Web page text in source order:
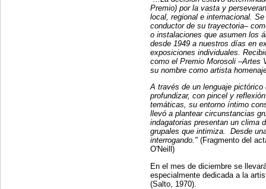
Premio) por la vasta y
local, regional e internacional.
conductor de su trayectoria–
o instalaciones que asumen los
desde 1949 a nuestros días en
exposiciones individuales.
como el Premio Morosoli –Artes
su nombre como artista
A través de un lenguaje pictórico
profundizar, con pincel y
temáticas, su entorno íntimo
llevó a plantear circunstancias
indagatorias presentan un clima
grupales que intimiza. Desde
interrogando." (Fragmento del
O'Neill)
En el mes de diciembre se
especialmente dedicada a la
(Salto, 1970).